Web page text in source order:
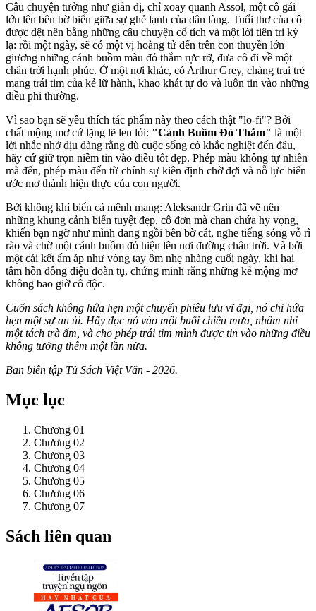
Câu chuyện tưởng như giản dị, chỉ xoay quanh Assol, một cô gái
lớn lên bên bờ biển giữa sự ghẻ lạnh của dân làng. Tuổi thơ của cô
được dệt nên bằng những câu chuyện cổ tích và một lời tiên tri kỳ
lạ: rồi một ngày, sẽ có một vị hoàng tử đến trên con thuyền lớn
giương những cánh buồm màu đỏ thắm rực rỡ, đưa cô đi về một
chân trời hạnh phúc. Ở một nơi khác, có Arthur Grey, chàng trai trẻ
mang trái tim của kẻ lữ hành, khao khát tự do và luôn tin vào những
điều phi thường.
Vì sao bạn sẽ yêu thích tác phẩm này theo cách thật "lo-fi"? Bởi
chất mộng mơ cứ lặng lẽ len lỏi: "Cánh Buồm Đỏ Thắm" là một
lời nhắc nhở dịu dàng rằng dù cuộc sống có khắc nghiệt đến đâu,
hãy cứ giữ trọn niềm tin vào điều tốt đẹp. Phép màu không tự nhiên
mà đến, phép màu đến từ chính sự kiên định chờ đợi và nỗ lực biến
ước mơ thành hiện thực của con người.
Bởi không khí biển cả mênh mang: Aleksandr Grin đã vẽ nên
những khung cảnh biển tuyệt đẹp, cô đơn mà chan chứa hy vọng,
khiến bạn ngỡ như mình đang ngồi bên bờ cát, nghe tiếng sóng vỗ rì
rào và chờ một cánh buồm đỏ hiện lên nơi đường chân trời. Và bởi
một cái kết ấm áp như vòng tay ôm nhẹ nhàng cuối ngày, khi hai
tâm hồn đồng điệu đoàn tụ, chứng minh rằng những kẻ mộng mơ
không bao giờ cô độc.
Cuốn sách không hứa hẹn một chuyến phiêu lưu vĩ đại, nó chỉ hứa
hẹn một sự an ủi. Hãy đọc nó vào một buổi chiều mưa, nhâm nhi
một tách trà ấm, và cho phép trái tim mình được tin vào những điều
không tưởng thêm một lần nữa.
Ban biên tập Tủ Sách Việt Văn - 2026.
Mục lục
Chương 01
Chương 02
Chương 03
Chương 04
Chương 05
Chương 06
Chương 07
Sách liên quan